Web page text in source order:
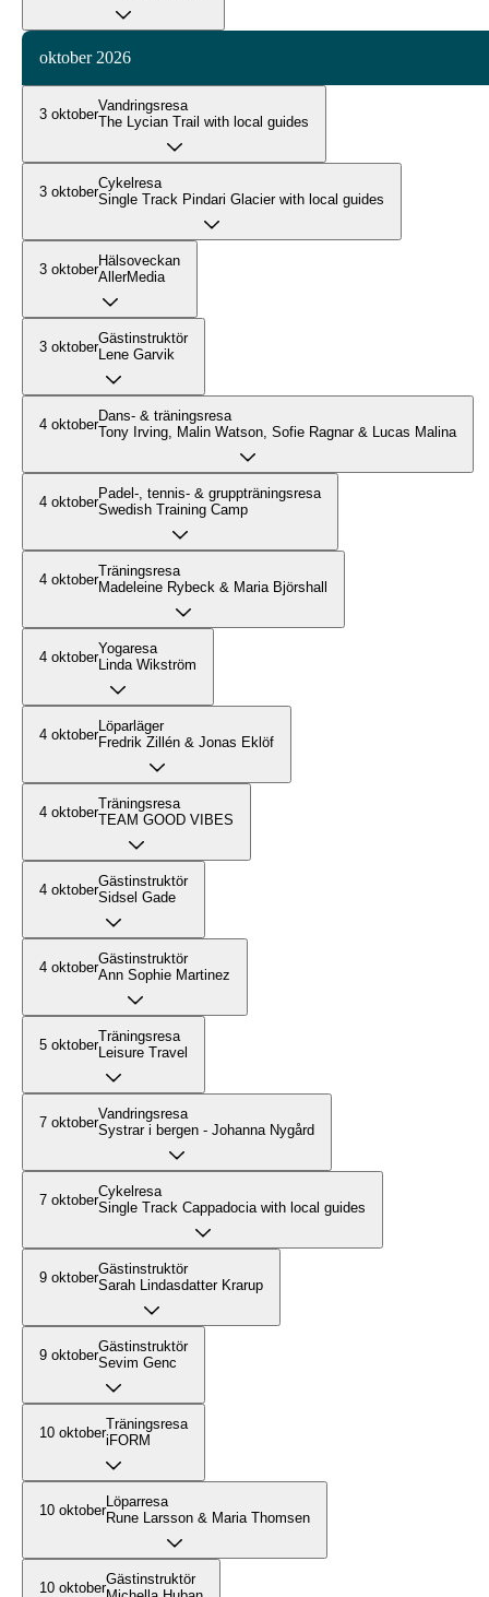
oktober 2026
3 oktoberVandringsresa
The Lycian Trail with local guides
3 oktoberCykelresa
Single Track Pindari Glacier with local guides
3 oktoberHälsoveckan
AllerMedia
3 oktoberGästinstruktör
Lene Garvik
4 oktoberDans- & träningsresa
Tony Irving, Malin Watson, Sofie Ragnar & Lucas Malina
4 oktoberPadel-, tennis- & gruppträningsresa
Swedish Training Camp
4 oktoberTräningsresa
Madeleine Rybeck & Maria Björshall
4 oktoberYogaresa
Linda Wikström
4 oktoberLöparläger
Fredrik Zillén & Jonas Eklöf
4 oktoberTräningsresa
TEAM GOOD VIBES
4 oktoberGästinstruktör
Sidsel Gade
4 oktoberGästinstruktör
Ann Sophie Martinez
5 oktoberTräningsresa
Leisure Travel
7 oktoberVandringsresa
Systrar i bergen - Johanna Nygård
7 oktoberCykelresa
Single Track Cappadocia with local guides
9 oktoberGästinstruktör
Sarah Lindasdatter Krarup
9 oktoberGästinstruktör
Sevim Genc
10 oktoberTräningsresa
iFORM
10 oktoberLöparresa
Rune Larsson & Maria Thomsen
10 oktoberGästinstruktör